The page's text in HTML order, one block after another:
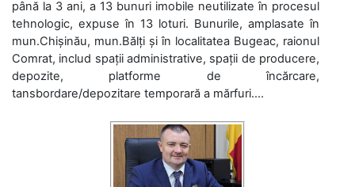
până la 3 ani, a 13 bunuri imobile neutilizate în procesul
tehnologic, expuse în 13 loturi. Bunurile, amplasate în
mun.Chișinău, mun.Bălți și în localitatea Bugeac, raionul
Comrat, includ spații administrative, spații de producere,
depozite, platforme de încărcare,
tansbordare/depozitare temporară a mărfuri....